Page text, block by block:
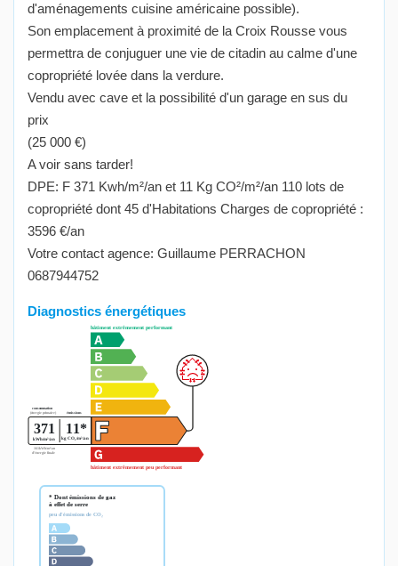
d'aménagements cuisine américaine possible).
Son emplacement à proximité de la Croix Rousse vous
permettra de conjuguer une vie de citadin au calme d'une
copropriété lovée dans la verdure.
Vendu avec cave et la possibilité d'un garage en sus du
prix
(25 000 €)
A voir sans tarder!
DPE: F 371 Kwh/m²/an et 11 Kg CO²/m²/an 110 lots de
copropriété dont 45 d'Habitations Charges de copropriété :
3596 €/an
Votre contact agence: Guillaume PERRACHON
0687944752
Diagnostics énergétiques